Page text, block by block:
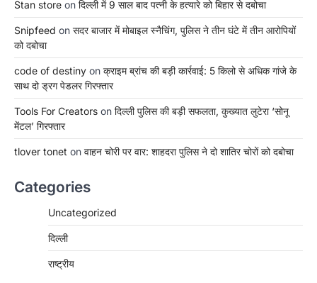
Stan store on दिल्ली में 9 साल बाद पत्नी के हत्यारे को बिहार से दबोचा
Snipfeed on सदर बाजार में मोबाइल स्नैचिंग, पुलिस ने तीन घंटे में तीन आरोपियों
को दबोचा
code of destiny on क्राइम ब्रांच की बड़ी कार्रवाई: 5 किलो से अधिक गांजे के
साथ दो ड्रग पेडलर गिरफ्तार
Tools For Creators on दिल्ली पुलिस की बड़ी सफलता, कुख्यात लुटेरा ‘सोनू
मेंटल’ गिरफ्तार
tlover tonet on वाहन चोरी पर वार: शाहदरा पुलिस ने दो शातिर चोरों को दबोचा
Categories
Uncategorized
दिल्ली
राष्ट्रीय